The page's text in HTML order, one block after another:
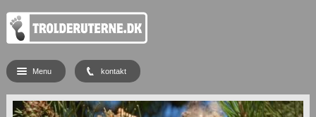
Menu kontakt